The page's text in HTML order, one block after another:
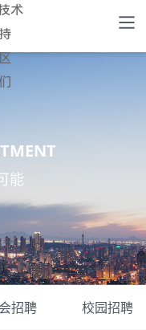
术
能
招聘 校园招聘